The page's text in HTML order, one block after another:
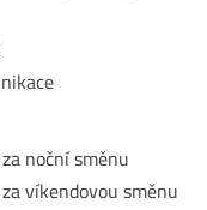
noční směnu
víkendovou směnu